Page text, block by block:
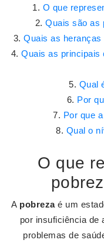
O que
Quais são as
Quais as heranças
Quais as principais
Qual
Por
Por que
Qual o
O que
A pobrezaé um
por insuficiência de
problemas de